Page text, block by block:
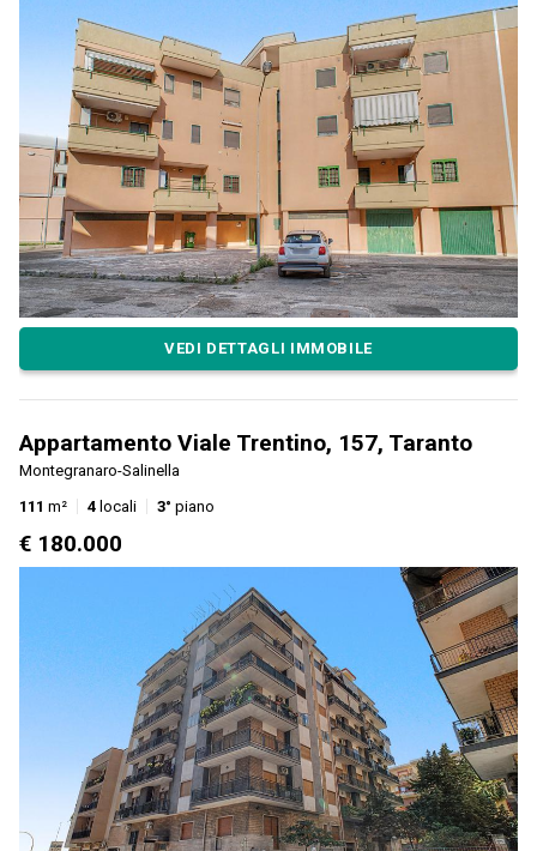
VEDI DETTAGLI IMMOBILE
Appartamento Viale Trentino, 157, Taranto
Montegranaro-Salinella
111 m² 4 locali 3° piano
€ 180.000